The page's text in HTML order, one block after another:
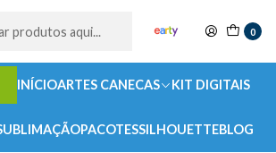
0
INÍCIOARTES CANECAS KIT DIGITAIS
PACOTESSILHOUETTEBLOG